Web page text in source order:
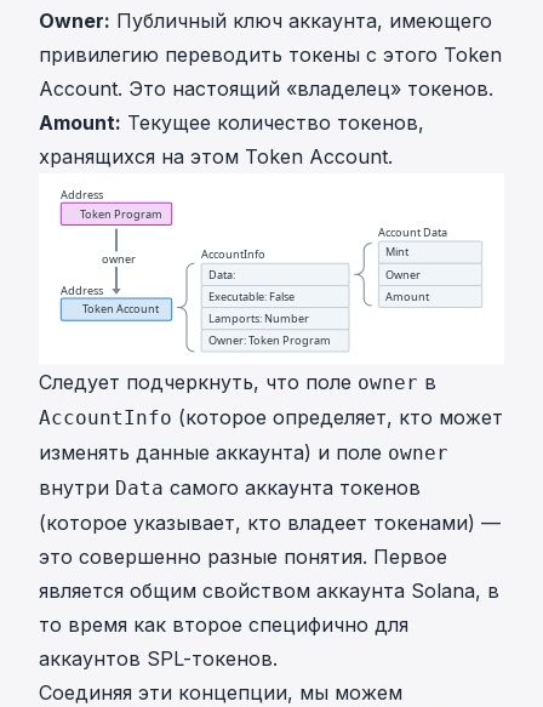
Owner: Публичный ключ аккаунта, имеющего
привилегию переводить токены с этого Token
Account. Это настоящий «владелец» токенов.
Amount: Текущее количество токенов,
хранящихся на этом Token Account.
Следует подчеркнуть, что поле owner в
AccountInfo (которое определяет, кто может
изменять данные аккаунта) и поле owner
внутри Data самого аккаунта токенов
(которое указывает, кто владеет токенами) —
это совершенно разные понятия. Первое
является общим свойством аккаунта Solana, в
то время как второе специфично для
аккаунтов SPL-токенов.
Соединяя эти концепции, мы можем